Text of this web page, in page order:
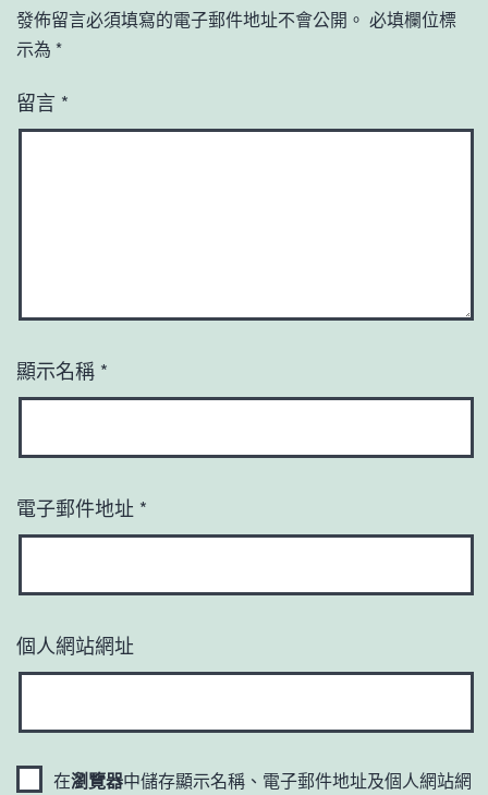
發佈留言必須填寫的電子郵件地址不會公開。 必填欄位標
示為 *
留言 *
顯示名稱 *
電子郵件地址 *
個人網站網址
在瀏覽器中儲存顯示名稱、電子郵件地址及個人網站網